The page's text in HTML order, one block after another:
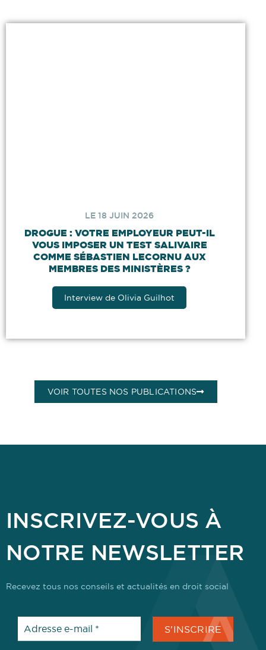
LE 18 JUIN 2026
DROGUE : VOTRE EMPLOYEUR PEUT-IL
VOUS IMPOSER UN TEST SALIVAIRE
COMME SÉBASTIEN LECORNU AUX
MEMBRES DES MINISTÈRES ?
Interview de Olivia Guilhot
VOIR TOUTES NOS PUBLICATIONS
INSCRIVEZ-VOUS À
NOTRE NEWSLETTER
Recevez tous nos conseils et actualités en droit social